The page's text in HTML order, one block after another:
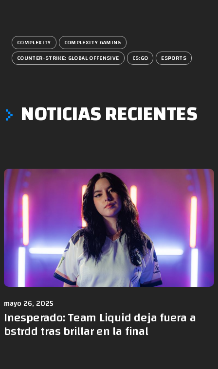
COMPLEXITY
COMPLEXITY GAMING
COUNTER-STRIKE: GLOBAL OFFENSIVE
CS:GO ESPORTS
NOTICIAS RECIENTES
mayo 26, 2025
Inesperado: Team Liquid deja fuera a
bstrdd tras brillar en la final